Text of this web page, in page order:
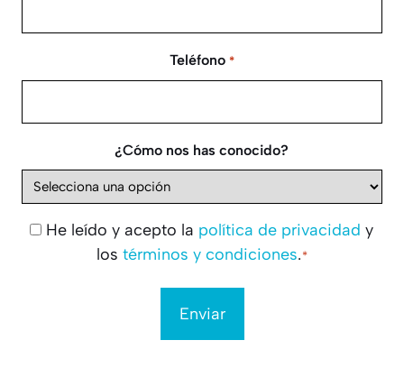
Teléfono *
¿Cómo nos has conocido?
Consentimiento
*
He leído y acepto la política de privacidad y
los términos y condiciones. *